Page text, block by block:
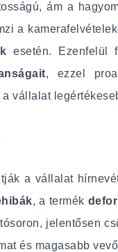
ám a
a
esetén. Ezenfelül
, ezzel
vállalat
a vállalat
, a termék
jelentősen
és magasabb